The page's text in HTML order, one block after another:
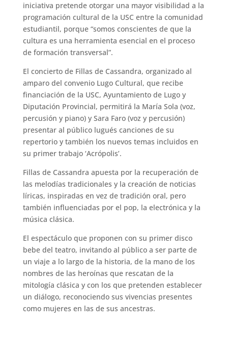
iniciativa pretende otorgar una mayor visibilidad a la
programación cultural de la USC entre la comunidad
estudiantil, porque “somos conscientes de que la
cultura es una herramienta esencial en el proceso
de formación transversal”.
El concierto de Fillas de Cassandra, organizado al
amparo del convenio Lugo Cultural, que recibe
financiación de la USC, Ayuntamiento de Lugo y
Diputación Provincial, permitirá la María Sola (voz,
percusión y piano) y Sara Faro (voz y percusión)
presentar al público lugués canciones de su
repertorio y también los nuevos temas incluidos en
su primer trabajo ‘Acrópolis’.
Fillas de Cassandra apuesta por la recuperación de
las melodías tradicionales y la creación de noticias
líricas, inspiradas en vez de tradición oral, pero
también influenciadas por el pop, la electrónica y la
música clásica.
El espectáculo que proponen con su primer disco
bebe del teatro, invitando al público a ser parte de
un viaje a lo largo de la historia, de la mano de los
nombres de las heroínas que rescatan de la
mitología clásica y con los que pretenden establecer
un diálogo, reconociendo sus vivencias presentes
como mujeres en las de sus ancestras.